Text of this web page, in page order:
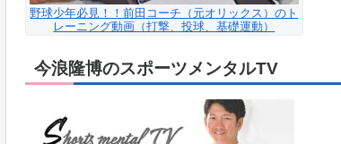
野球少年必見！！前田コーチ（元オリックス）のト
レーニング動画（打撃、投球、基礎運動）
今浪隆博のスポーツメンタルTV